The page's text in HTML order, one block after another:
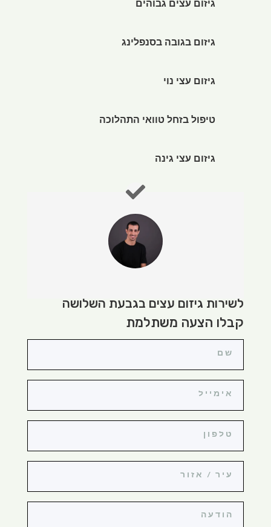
גיזום עצים גבוהים
גיזום בגובה בסנפלינג
גיזום עצי נוי
טיפול בזחל טוואי התהלוכה
גיזום עצי גינה
לשירות גיזום עצים בגבעת השלושה
קבלו הצעה משתלמת